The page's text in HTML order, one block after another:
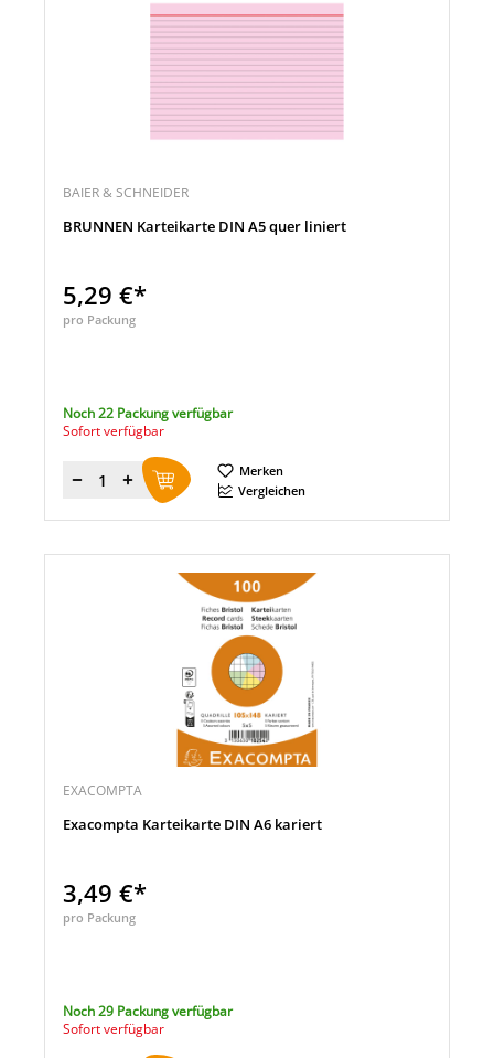
BAIER & SCHNEIDER
BRUNNEN Karteikarte DIN A5 quer liniert
5,29 €*
pro Packung
Noch 22 Packung verfügbar
Sofort verfügbar
Menge
Merken
Vergleichen
EXACOMPTA
Exacompta Karteikarte DIN A6 kariert
3,49 €*
pro Packung
Noch 29 Packung verfügbar
Sofort verfügbar